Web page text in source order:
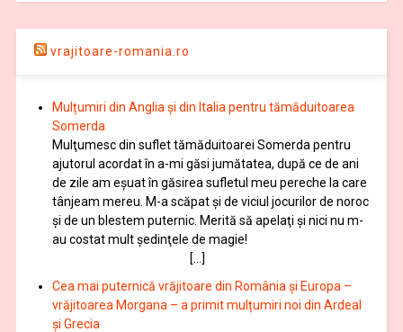
vrajitoare-romania.ro
Mulțumiri din Anglia și din Italia pentru tămăduitoarea
Somerda
Mulţumesc din suflet tămăduitoarei Somerda pentru
ajutorul acordat în a-mi găsi jumătatea, după ce de ani
de zile am eşuat în găsirea sufletul meu pereche la care
tânjeam mereu. M-a scăpat şi de viciul jocurilor de noroc
şi de un blestem puternic. Merită să apelaţi şi nici nu m-
au costat mult şedinţele de magie!
[…]
Cea mai puternică vrăjitoare din România și Europa –
vrăjitoarea Morgana – a primit mulțumiri noi din Ardeal
și Grecia